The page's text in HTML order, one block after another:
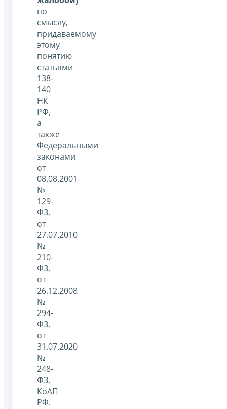
по
смыслу,
придаваемому
этому
понятию
статьями
138-
140
НК
РФ,
а
также
Федеральными
законами
от
08.08.2001
№
129-
ФЗ,
от
27.07.2010
№
210-
ФЗ,
от
26.12.2008
№
294-
ФЗ,
от
31.07.2020
№
248-
ФЗ,
КоАП
РФ.